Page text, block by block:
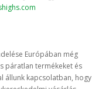
Európában még
páratlan termékeket és
állunk kapcsolatban, hogy